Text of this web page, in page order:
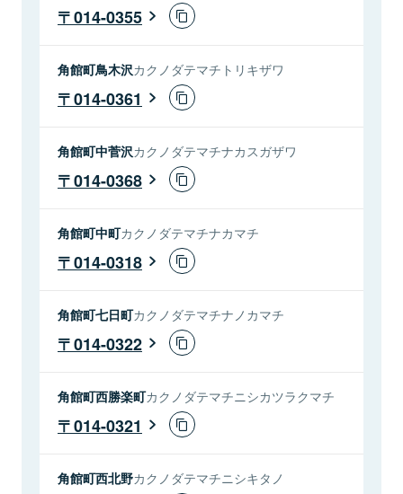
014-0355
角館町鳥木沢カクノダテマチトリキザワ
014-0361
角館町中菅沢カクノダテマチナカスガザワ
014-0368
角館町中町カクノダテマチナカマチ
014-0318
角館町七日町カクノダテマチナノカマチ
014-0322
角館町西勝楽町カクノダテマチニシカツラクマチ
014-0321
角館町西北野カクノダテマチニシキタノ